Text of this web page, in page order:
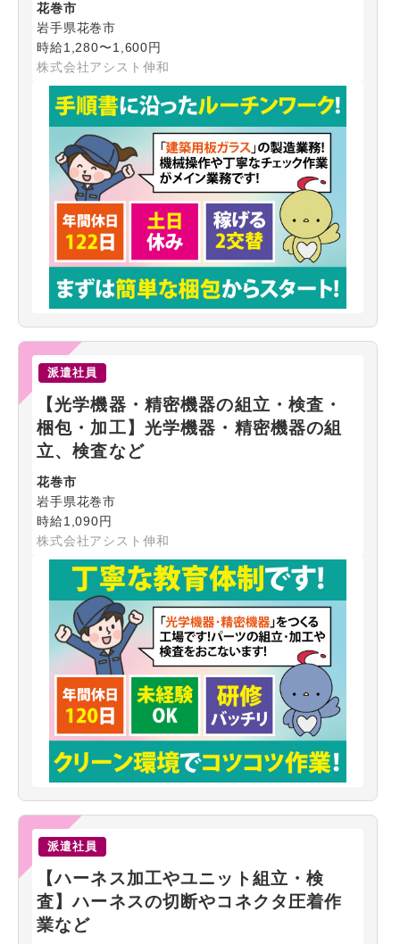
花巻市
岩手県花巻市
時給1,280〜1,600円
株式会社アシスト伸和
派遣社員
【光学機器・精密機器の組立・検査・
梱包・加工】光学機器・精密機器の組
立、検査など
花巻市
岩手県花巻市
時給1,090円
株式会社アシスト伸和
派遣社員
【ハーネス加工やユニット組立・検
査】ハーネスの切断やコネクタ圧着作
業など